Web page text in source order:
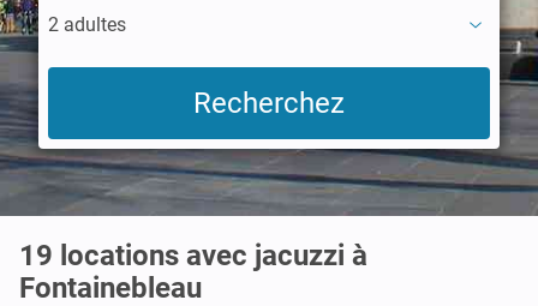
2 adultes
19 locations avec jacuzzi à
Fontainebleau